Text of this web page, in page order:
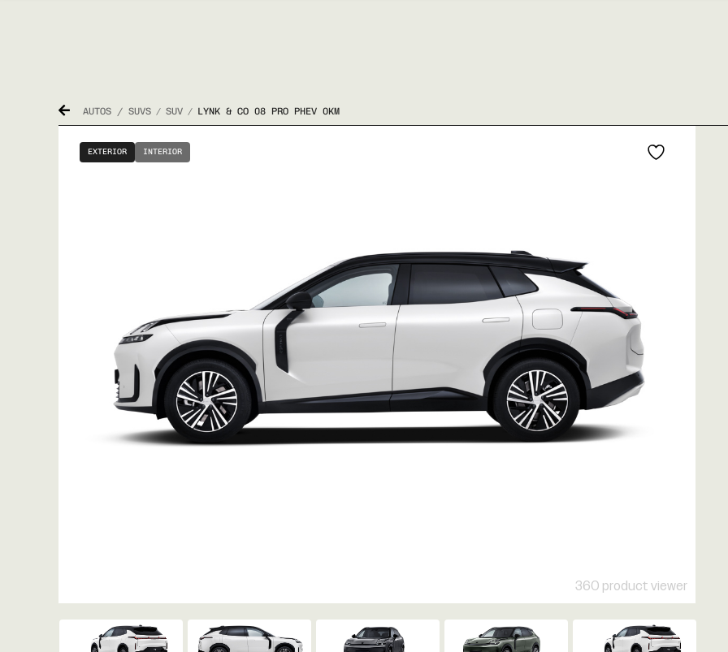
AUTOS / SUVS / SUV / LYNK & CO 08 PRO PHEV 0KM
EXTERIOR INTERIOR
360 product viewer